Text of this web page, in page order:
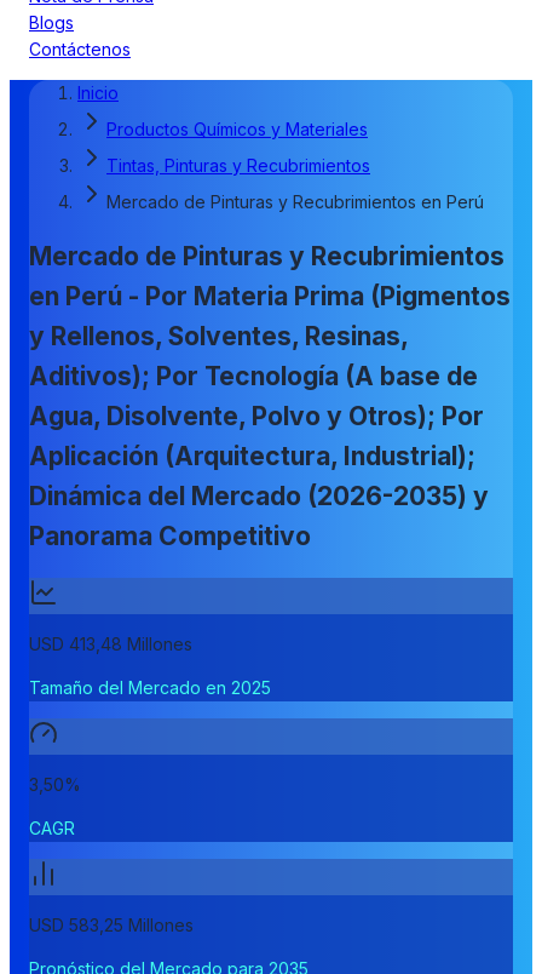
Blogs
Contáctenos
Inicio
Productos Químicos y Materiales
Tintas, Pinturas y Recubrimientos
Mercado de Pinturas y Recubrimientos en Perú
Mercado de Pinturas y Recubrimientos
en Perú - Por Materia Prima (Pigmentos
y Rellenos, Solventes, Resinas,
Aditivos); Por Tecnología (A base de
Agua, Disolvente, Polvo y Otros); Por
Aplicación (Arquitectura, Industrial);
Dinámica del Mercado (2026-2035) y
Panorama Competitivo
USD 413,48 Millones
Tamaño del Mercado en 2025
3,50%
CAGR
USD 583,25 Millones
Pronóstico del Mercado para 2035